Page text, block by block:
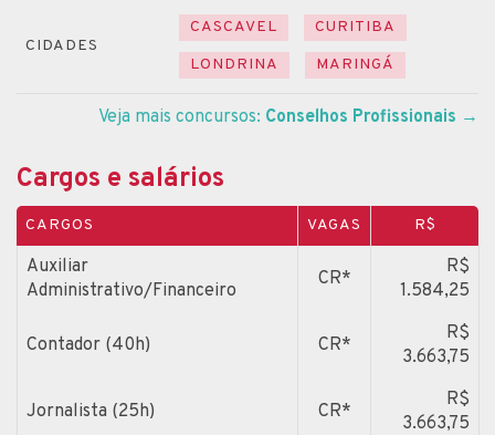
CIDADES
CASCAVEL
CURITIBA
LONDRINA
MARINGÁ
Veja mais concursos: Conselhos Profissionais →
Cargos e salários
CARGOS VAGAS R$
Auxiliar
Administrativo/Financeiro
CR*
R$
1.584,25
Contador (40h) CR*
R$
3.663,75
Jornalista (25h) CR*
R$
3.663,75